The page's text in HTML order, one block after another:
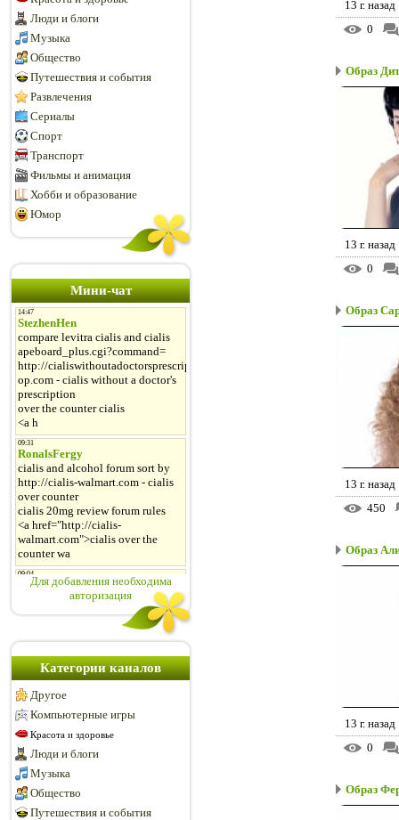
Люди и блоги
Музыка
Общество
Путешествия и события
Развлечения
Сериалы
Спорт
Транспорт
Фильмы и анимация
Хобби и образование
Юмор
Мини-чат
Для добавления необходима
авторизация
Категории каналов
Другое
Компьютерные игры
Красота и здоровье
Люди и блоги
Музыка
Общество
Путешествия и события
13 г. назад
0
Образ
13 г. назад
0
Образ
13 г. назад
450
Образ
13 г. назад
0
Образ